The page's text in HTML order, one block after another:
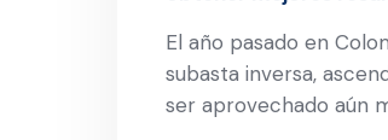
El año pasado en
subasta inversa,
ser aprovechado aún